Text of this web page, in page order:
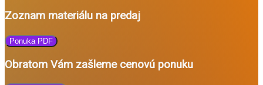
Zoznam materiálu na predaj
Ponuka PDF
Obratom Vám zašleme cenovú ponuku